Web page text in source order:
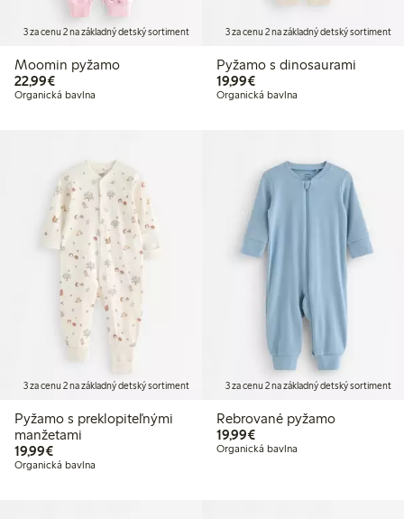
3 za cenu 2 na základný detský sortiment
Moomin pyžamo
22,99€22,99 €
Organická bavlna
3 za cenu 2 na základný detský sortiment
Pyžamo s dinosaurami
19,99€19,99 €
Organická bavlna
3 za cenu 2 na základný detský sortiment
Pyžamo s preklopiteľnými
manžetami
19,99€19,99 €
Organická bavlna
3 za cenu 2 na základný detský sortiment
Rebrované pyžamo
19,99€19,99 €
Organická bavlna